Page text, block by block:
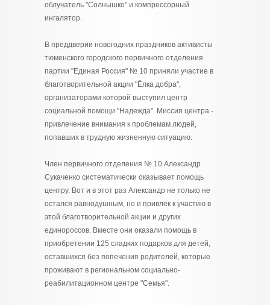
облучатель "Солнышко" и компрессорный
ингалятор.
В преддверии новогодних праздников активисты
тюменского городского первичного отделения
партии "Единая Россия" № 10 приняли участие в
благотворительной акции "Ёлка добра",
организаторами которой выступил центр
социальной помощи "Надежда". Миссия центра -
привлечение внимания к проблемам людей,
попавших в трудную жизненную ситуацию.
Член первичного отделения № 10 Александр
Сукаченко систематически оказывает помощь
центру. Вот и в этот раз Александр не только не
остался равнодушным, но и привлёк к участию в
этой благотворительной акции и других
единороссов. Вместе они оказали помощь в
приобретении 125 сладких подарков для детей,
оставшихся без попечения родителей, которые
проживают в региональном социально-
реабилитационном центре "Семья".